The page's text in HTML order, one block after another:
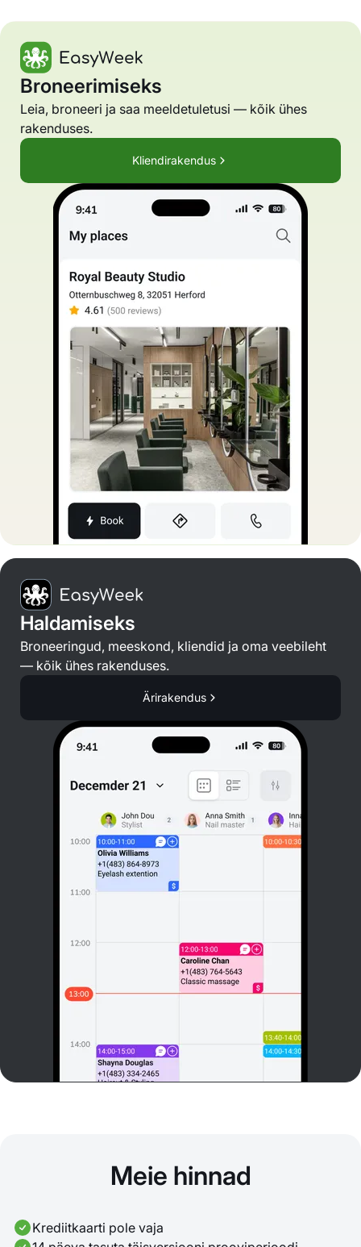
Broneerimiseks
Leia, broneeri ja saa meeldetuletusi — kõik ühes
rakenduses.
Kliendirakendus
Haldamiseks
Broneeringud, meeskond, kliendid ja oma veebileht
— kõik ühes rakenduses.
Ärirakendus
Meie hinnad
Krediitkaarti pole vaja